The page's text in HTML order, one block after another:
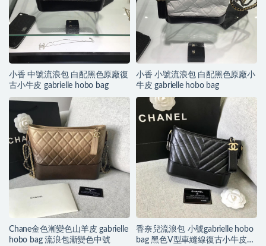
小香 中號流浪包 白配黑色原廠復
古小牛皮 gabrielle hobo bag
小香 小號流浪包 白配黑色原廠小
牛皮 gabrielle hobo bag
Chane金色漸變色山羊皮 gabrielle
hobo bag 流浪包漸變色中號
香奈兒流浪包 小號gabrielle hobo
bag 黑色V型車縫線復古小牛皮、